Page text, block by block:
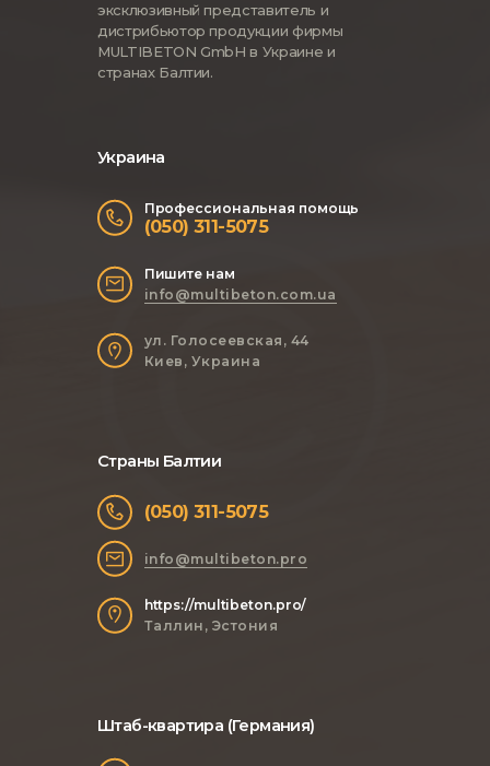
эксклюзивный представитель и
дистрибьютор продукции фирмы
MULTIBETON GmbH в Украине и
странах Балтии.
Украина
Профессиональная помощь
(050) 311-5075
Пишите нам
info@multibeton.com.ua
ул. Голосеевская, 44
Киев, Украина
Страны Балтии
(050) 311-5075
info@multibeton.pro
https://multibeton.pro/
Таллин, Эстония
Штаб-квартира (Германия)